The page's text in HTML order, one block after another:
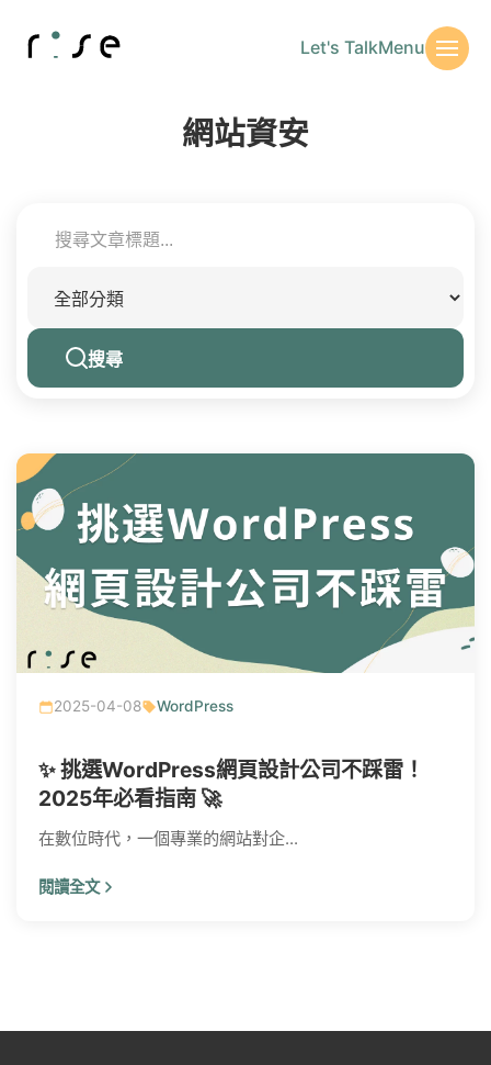
Let's TalkMenu
網站資安
搜尋
2025-04-08 WordPress
✨ 挑選WordPress網頁設計公司不踩雷！
2025年必看指南 🚀
在數位時代，一個專業的網站對企...
閱讀全文